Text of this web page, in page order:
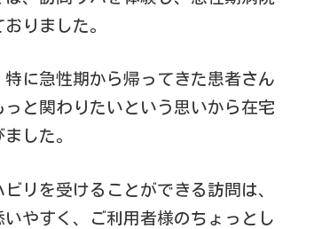
りました。
に急性期から帰ってきた患者さん
と関わりたいという思いから在宅
した。
リを受けることができる訪問は、
やすく、ご利用者様のちょっとし